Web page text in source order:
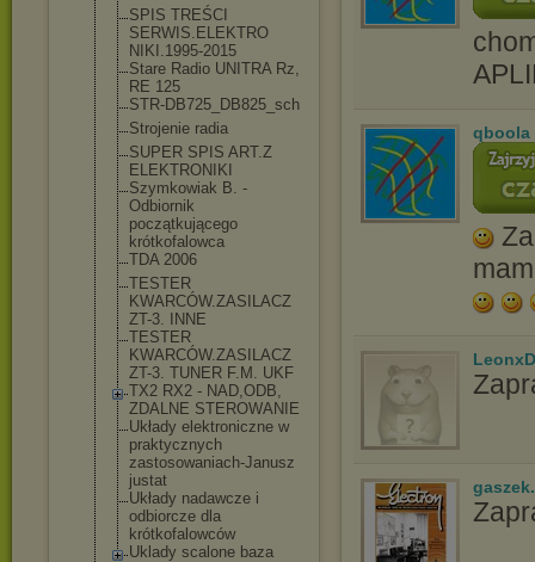
SPIS TREŚCI
SERWIS.ELEKTRO
NIKI.1995-2015
Stare Radio UNITRA Rz,
RE 125
STR-DB725_DB825_sch
Strojenie radia
SUPER SPIS ART.Z
ELEKTRONIKI
Szymkowiak B. -
Odbiornik
początkującego
krótkofalowca
TDA 2006
TESTER
KWARCÓW.ZASILACZ
ZT-3. INNE
TESTER
KWARCÓW.ZASILACZ
ZT-3. TUNER F.M. UKF
TX2 RX2 - NAD,ODB,
ZDALNE STEROWANIE
Układy elektroniczne w
praktycznych
zastosowaniach-Janusz
justat
Układy nadawcze i
odbiorcze dla
krótkofalowców
Uklady scalone baza
qboola